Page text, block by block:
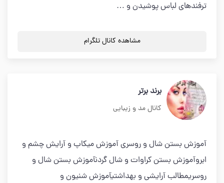
ترفندهای لباس پوشیدن و …
مشاهده کانال تلگرام
برند برتر
کانال مد و زیبایی
آموزش بستن شال و روسری آموزش میکاپ و آرایش چشم و
ابروآموزش بستن کراوات و شال گردنآموزش بستن شال و
روسریمطالب آرایشی و بهداشتیآموزش شنیون و